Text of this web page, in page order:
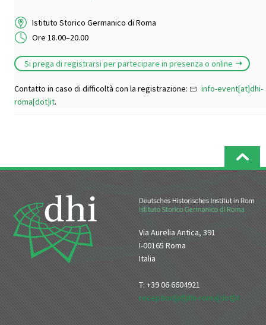
Istituto Storico Germanico di Roma
Ore 18.00–20.00
Si prega di registrarsi per partecipare in presenza o online
Contatto in caso di difficoltà con la registrazione:
info-event[at]dhi-
roma[dot]it.
Via Aurelia Antica, 391
I-00165 Roma
Italia
T: +39 06 6604921
reception[at]dhi-roma[dot]it